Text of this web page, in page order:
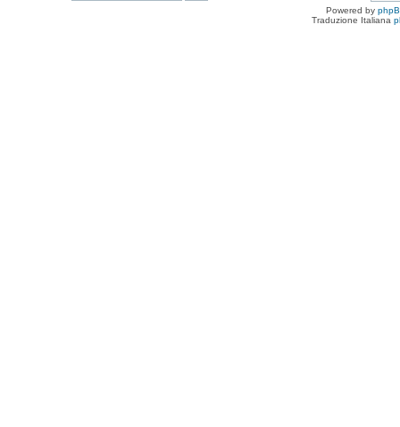
Powered by
Traduzione Italiana